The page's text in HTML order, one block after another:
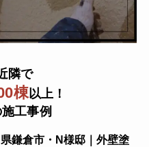
隣で
棟以上！
工事例
鎌倉市・N様邸｜外壁塗